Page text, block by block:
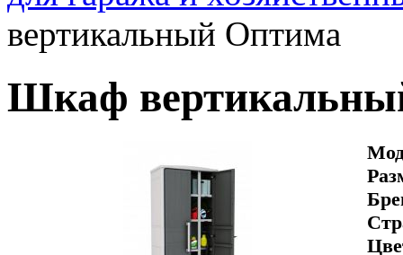
вертикальный Оптима
Шкаф